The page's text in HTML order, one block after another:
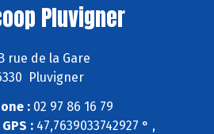
Pluvigner
rue de la Gare
Pluvigner
: 02 97 86 16 79
: 47,7639033742927 ° ,